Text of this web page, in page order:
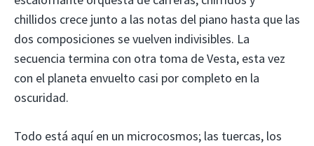
chillidos crece junto a las notas del piano hasta que las
dos composiciones se vuelven indivisibles. La
secuencia termina con otra toma de Vesta, esta vez
con el planeta envuelto casi por completo en la
oscuridad.
Todo está aquí en un microcosmos; las tuercas, los